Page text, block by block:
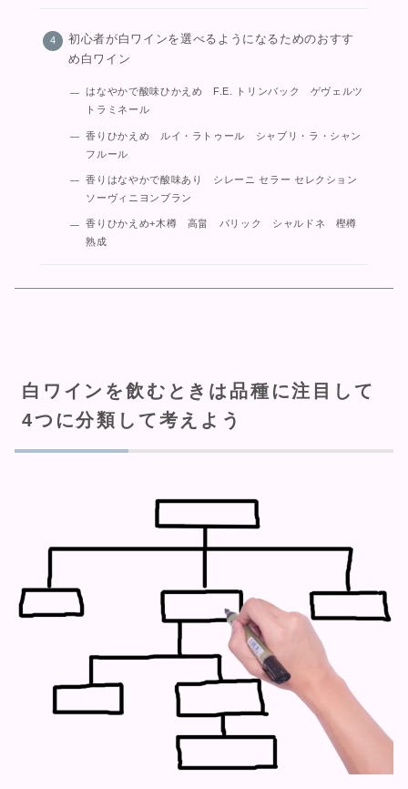
初心者が白ワインを選べるようになるためのおすす
め白ワイン
はなやかで酸味ひかえめ F.E. トリンバック ゲヴェルツ
トラミネール
香りひかえめ ルイ・ラトゥール シャブリ・ラ・シャン
フルール
香りはなやかで酸味あり シレーニ セラー セレクション
ソーヴィニヨンブラン
香りひかえめ+木樽 高畠 バリック シャルドネ 樫樽
熟成
白ワインを飲むときは品種に注目して
4つに分類して考えよう